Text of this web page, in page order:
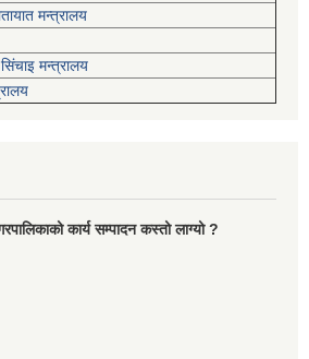
मन्त्रालय
मन्त्रालय
कार्य सम्पादन कस्तो लाग्यो ?